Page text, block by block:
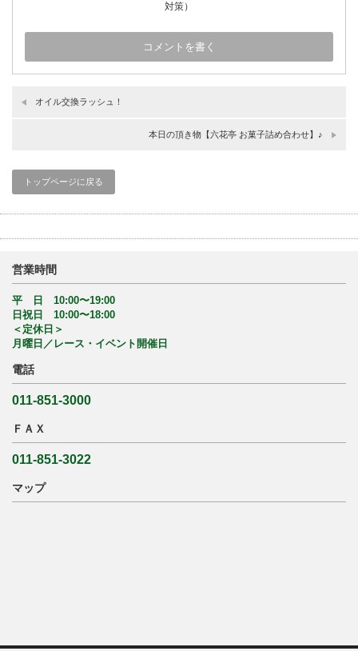
対策）
オイル交換ラッシュ！
本日の頂き物【六花亭 お菓子詰め合わせ】♪
トップページに戻る
営業時間
平 日 10:00〜19:00
日祝日 10:00〜18:00
＜定休日＞
月曜日／レース・イベント開催日
電話
011-851-3000
ＦＡＸ
011-851-3022
マップ